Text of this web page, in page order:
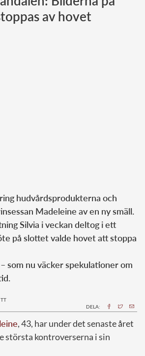
Norska kungahusetav hovet
hudvårdsprodukterna och
Madeleine av en ny smäll.
Silvia i veckan deltog i ett
på slottet valde hovet att stoppa
som nu väcker spekulationer om
DELA:
, 43, har under det senaste året
största kontroverserna i sin